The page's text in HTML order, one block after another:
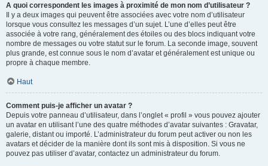
A quoi correspondent les images à proximité de mon nom d’utilisateur ?
Il y a deux images qui peuvent être associées avec votre nom d’utilisateur
lorsque vous consultez les messages d’un sujet. L’une d’elles peut être
associée à votre rang, généralement des étoiles ou des blocs indiquant votre
nombre de messages ou votre statut sur le forum. La seconde image, souvent
plus grande, est connue sous le nom d’avatar et généralement est unique ou
propre à chaque membre.
Haut
Comment puis-je afficher un avatar ?
Depuis votre panneau d’utilisateur, dans l’onglet « profil » vous pouvez ajouter
un avatar en utilisant l’une des quatre méthodes d’avatar suivantes : Gravatar,
galerie, distant ou importé. L’administrateur du forum peut activer ou non les
avatars et décider de la manière dont ils sont mis à disposition. Si vous ne
pouvez pas utiliser d’avatar, contactez un administrateur du forum.